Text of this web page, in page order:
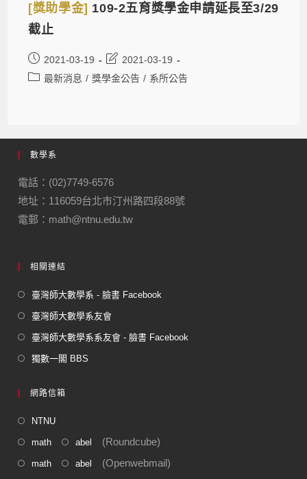
[獎助學金] 109-2五育獎學金申請延長至3/29
截止
2021-03-19
2021-03-19
最新消息 / 獎學金公告 / 系所公告
數學系
電話：(02)7749-6576
地址：116059台北市汀州路四段88號
電郵：math@ntnu.edu.tw
相關連結
臺灣師大數學系 - 臉書 Facebook
臺灣師大數學系友會
臺灣師大數學系系友會 - 臉書 Facebook
獨數一閣 BBS
網路信箱
NTNU
math abel (Roundcube)
math abel (Openwebmail)